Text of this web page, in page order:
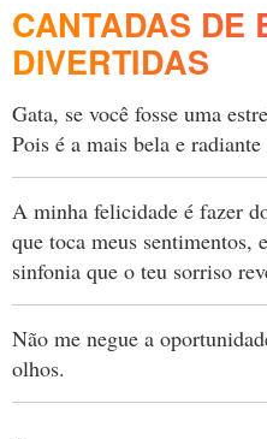
CANTADAS DE
DIVERTIDAS
Gata, se você fosse uma
Pois é a mais bela e radiante
A minha felicidade é fazer
que toca meus sentimentos,
sinfonia que o teu sorriso
Não me negue a
olhos.